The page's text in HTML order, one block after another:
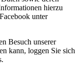
hierzu
unter
Besuch unserer
kann, loggen Sie sich